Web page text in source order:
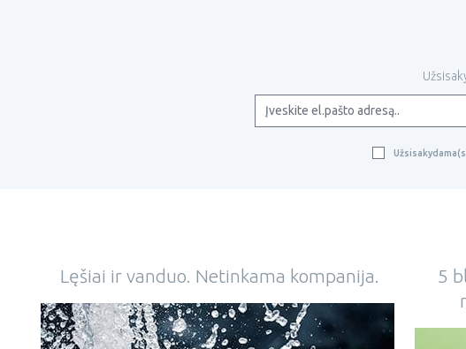
Lęšiai ir vanduo. Netinkama kompanija.
5